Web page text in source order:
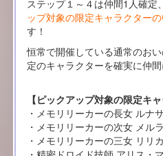
ステップ１～４は仲間1人確定
ップ対象の限定キャラクター
す！
恒常で開催している通常のお
定のキャラクターを確実に仲
【ピックアップ対象の限定キャ
・メモリリーカーの長女 ルナ
・メモリリーカーの次女 メル
・メモリリーカーの三女 リリ